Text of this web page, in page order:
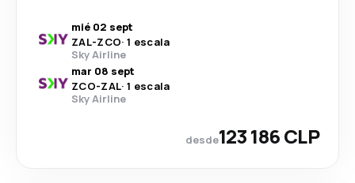
mié 02 sept
ZAL-ZCO· 1 escala
Sky Airline
mar 08 sept
ZCO-ZAL· 1 escala
Sky Airline
desde123 186 CLP